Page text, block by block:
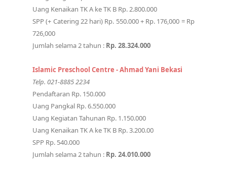
Uang Kenaikan TK A ke TK B Rp. 2.800.000
SPP (+ Catering 22 hari) Rp. 550.000 + Rp. 176,000 = Rp
726,000
Jumlah selama 2 tahun : Rp. 28.324.000
Islamic Preschool Centre - Ahmad Yani Bekasi
Telp. 021-8885 2234
Pendaftaran Rp. 150.000
Uang Pangkal Rp. 6.550.000
Uang Kegiatan Tahunan Rp. 1.150.000
Uang Kenaikan TK A ke TK B Rp. 3.200.00
SPP Rp. 540.000
Jumlah selama 2 tahun : Rp. 24.010.000